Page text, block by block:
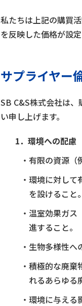
私たちは上記の購買
を反映した価格が設
サプライヤー
SB C&S株式会社は
い申し上げます。
1．環境への配慮
・有限の資源
・環境に対し
を設けること。
・温室効果ガ
進すること。
・生物多様性へ
・積極的な廃
れるあらゆる
・環境に与え